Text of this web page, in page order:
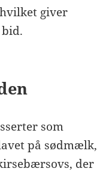
giver
som
på sødmælk,
der